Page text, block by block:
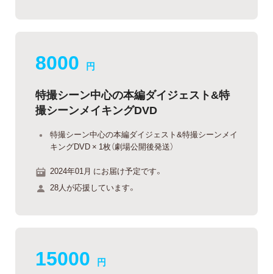
8000 円
特撮シーン中心の本編ダイジェスト&特
撮シーンメイキングDVD
特撮シーン中心の本編ダイジェスト&特撮シーンメイ
キングDVD × 1枚（劇場公開後発送）
2024年01月 にお届け予定です。
28人が応援しています。
15000 円